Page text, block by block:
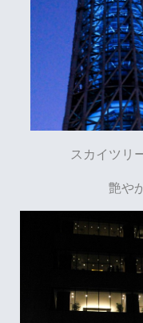
スカイツリ
艶や